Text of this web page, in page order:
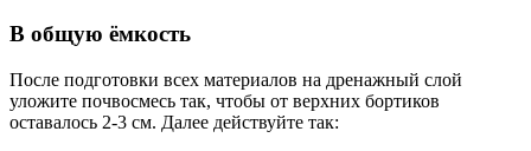
В общую ёмкость
После подготовки всех материалов на дренажный слой
уложите почвосмесь так, чтобы от верхних бортиков
оставалось 2-3 см. Далее действуйте так: